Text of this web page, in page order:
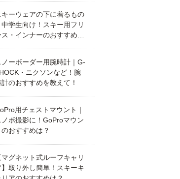
キーウェアの下に着るもの
中学生向け！スキー用フリ
ス・インナーのおすすめ
ノーボーダー用腕時計｜G-
・ニクソンなど！腕
のおすすめを教えて！
用チェストマウント｜
ノボ撮影に！GoProマウン
のおすすめは？
マグネット式ルーフキャリ
】取り外し簡単！スキーキ